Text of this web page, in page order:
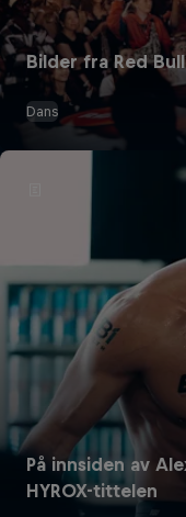
Bilder fra Red
Dans
På innsiden av
HYROX-tittelen
Red Bull
Den Originale Red Bull